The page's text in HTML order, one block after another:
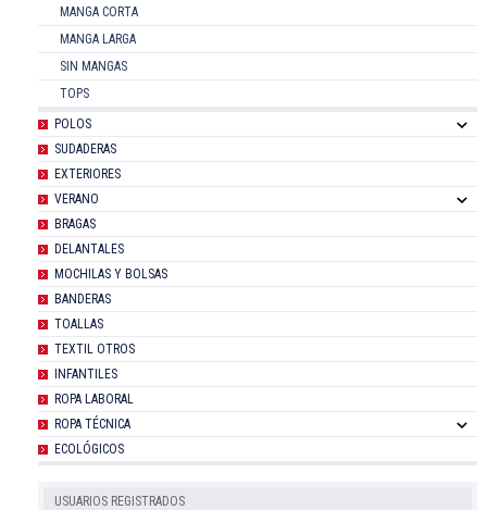
MANGA CORTA
MANGA LARGA
SIN MANGAS
TOPS
POLOS
SUDADERAS
EXTERIORES
VERANO
BRAGAS
DELANTALES
MOCHILAS Y BOLSAS
BANDERAS
TOALLAS
TEXTIL OTROS
INFANTILES
ROPA LABORAL
ROPA TÉCNICA
ECOLÓGICOS
USUARIOS REGISTRADOS